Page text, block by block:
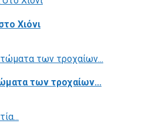
Χιόνι
των τροχαίων...